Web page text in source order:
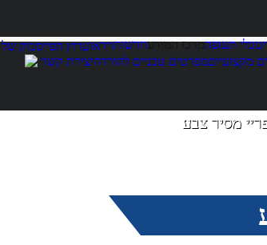
כלי תעופהמרכז המידעחדשותוידאוערוץ הפייסבוק של
מקצועייםמפרטים טכניים להורדהיצירת קשר
מסיר צבע